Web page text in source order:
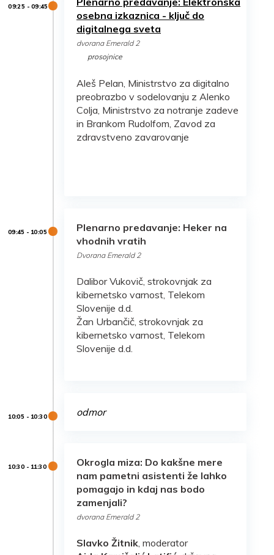
osebna izkaznica - ključ do
digitalnega sveta
dvorana Emerald 2
prosojnice
Aleš Pelan, Ministrstvo za digitalno
preobrazbo v sodelovanju z Alenko
Colja, Ministrstvo za notranje zadeve
in Brankom Rudolfom, Zavod za
zdravstveno zavarovanje
Plenarno predavanje: Heker na
vhodnih vratih
Dvorana Emerald 2
Dalibor Vukovič, strokovnjak za
kibernetsko varnost, Telekom
Slovenije d.d.
Žan Urbančič, strokovnjak za
kibernetsko varnost, Telekom
Slovenije d.d.
odmor
Okrogla miza: Do kakšne mere
nam pametni asistenti že lahko
pomagajo in kdaj nas bodo
zamenjali?
dvorana Emerald 2
Slavko Žitnik , moderator